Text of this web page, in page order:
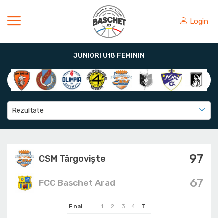
Login
JUNIORI U18 FEMININ
Rezultate
CSM Târgoviște 97
Final 1 2 3 4
T
67
FCC Baschet Arad